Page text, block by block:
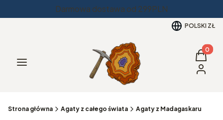
Darmowa dostawa od 299PLN
POLSKI ZŁ
Menu
Koszyk
Strona główna Agaty z całego świata Agaty z Madagaskaru